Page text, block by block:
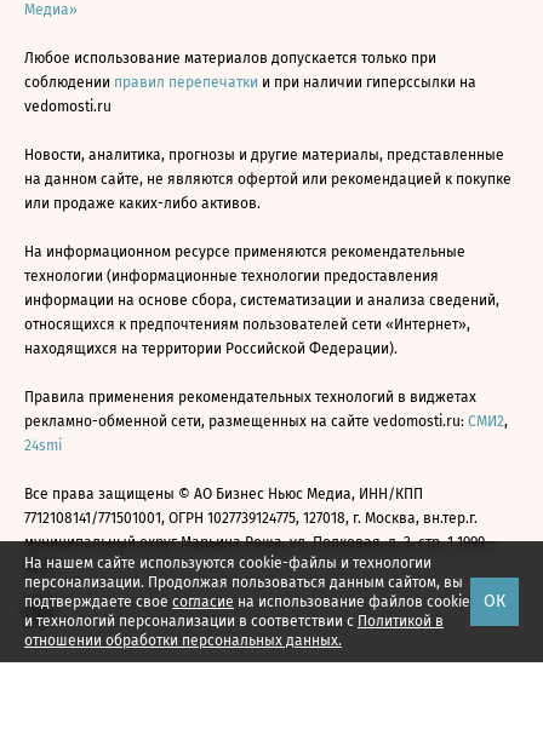
На нашем сайте используются cookie-файлы и технологии
персонализации. Продолжая пользоваться данным сайтом, вы
подтверждаете свое согласие на использование файлов cookie
и технологий персонализации в соответствии с Политикой в
отношении обработки персональных данных.
ОК
Медиа»
Любое использование материалов допускается только при
соблюдении правил перепечатки и при наличии гиперссылки на
vedomosti.ru
Новости, аналитика, прогнозы и другие материалы, представленные
на данном сайте, не являются офертой или рекомендацией к покупке
или продаже каких-либо активов.
На информационном ресурсе применяются рекомендательные
технологии (информационные технологии предоставления
информации на основе сбора, систематизации и анализа сведений,
относящихся к предпочтениям пользователей сети «Интернет»,
находящихся на территории Российской Федерации).
Правила применения рекомендательных технологий в виджетах
рекламно-обменной сети, размещенных на сайте vedomosti.ru: СМИ2,
24smi
Все права защищены © АО Бизнес Ньюс Медиа, ИНН/КПП
7712108141/771501001, ОГРН 1027739124775, 127018, г. Москва, вн.тер.г.
муниципальный округ Марьина Роща, ул. Полковая, д. 3, стр. 1 1999—
2026